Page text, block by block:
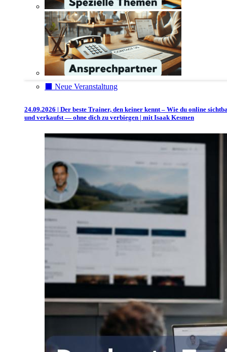
⬛️ Neue Veranstaltung
24.09.2026 | Der beste Trainer, den keiner kennt – Wie du online
und verkaufst — ohne dich zu verbiegen | mit Isaak Kesmen